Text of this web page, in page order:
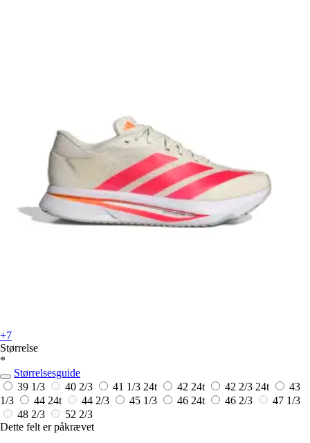
+7
Størrelse
*
Størrelsesguide
39 1/3
40 2/3 41 1/3 24t 42 24t 42 2/3 24t
43
1/3
44 24t 44 2/3 45 1/3 46 24t 46 2/3
47 1/3
48 2/3
52 2/3
Dette felt er påkrævet